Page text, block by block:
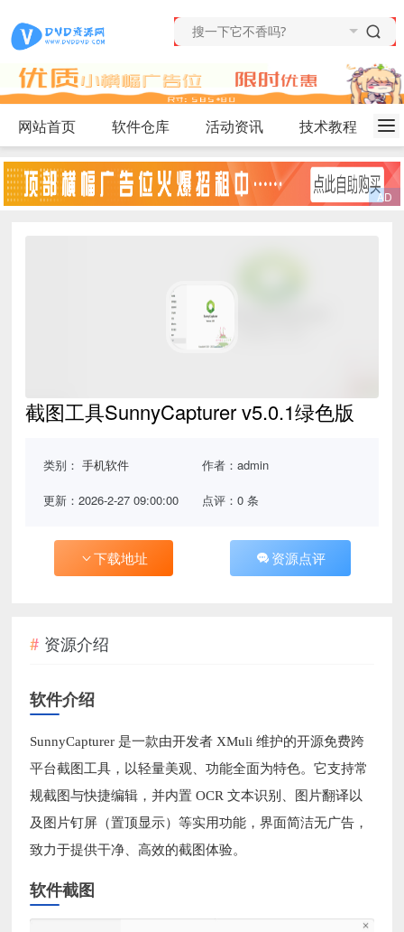
网站首页 软件仓库 活动资讯 技术教程
截图工具SunnyCapturer v5.0.1绿色版
类别：手机软件 作者：admin
更新：2026-2-27 09:00:00 点评：0 条
下载地址 资源点评
资源介绍
软件介绍
SunnyCapturer 是一款由开发者 XMuli 维护的开源免费跨
平台截图工具，以轻量美观、功能全面为特色。它支持常
规截图与快捷编辑，并内置 OCR 文本识别、图片翻译以
及图片钉屏（置顶显示）等实用功能，界面简洁无广告，
致力于提供干净、高效的截图体验。
软件截图